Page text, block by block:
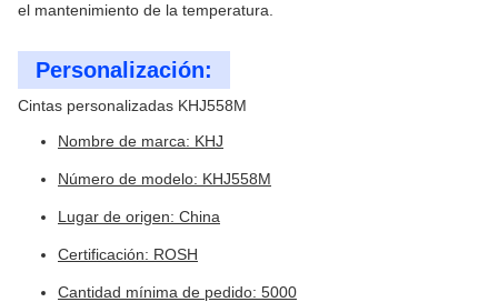
el mantenimiento de la temperatura.
Personalización:
Cintas personalizadas KHJ558M
Nombre de marca: KHJ
Número de modelo: KHJ558M
Lugar de origen: China
Certificación: ROSH
Cantidad mínima de pedido: 5000